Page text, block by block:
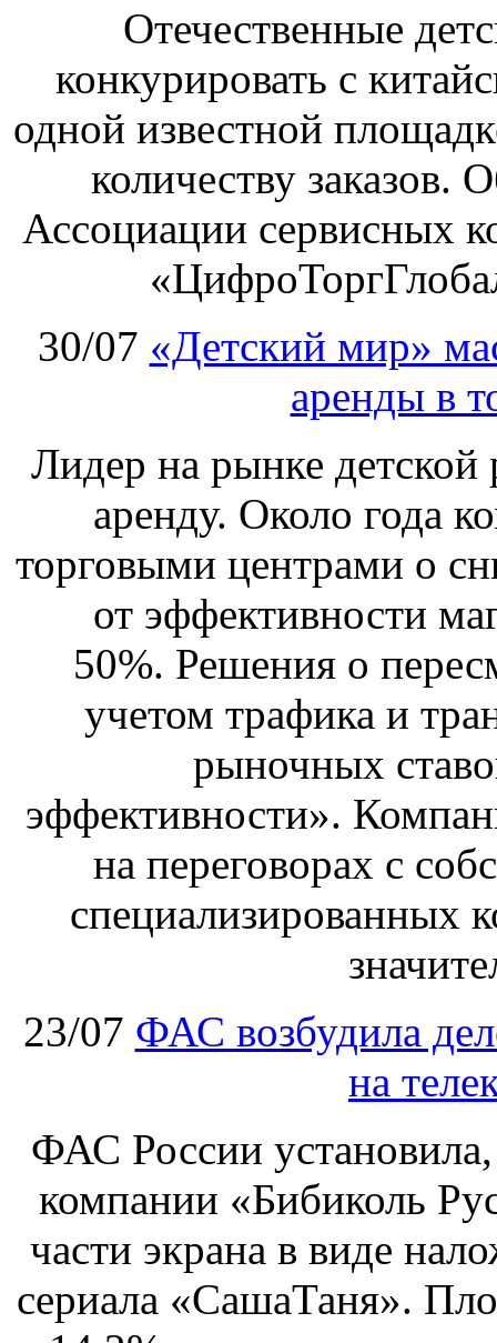
Отечественные
конкурировать с
одной известной
количеству заказов.
Ассоциации сервисных
30/07 «Детский мир»
аренды в
Лидер на рынке детской
аренду. Около года
торговыми центрами о
от эффективности
50%. Решения о
учетом трафика и
рыночных
эффективности».
на переговорах с
специализированных
23/07 ФАС возбудила
на
ФАС России установила,
компании «Бибиколь
части экрана в виде
сериала «СашаТаня».